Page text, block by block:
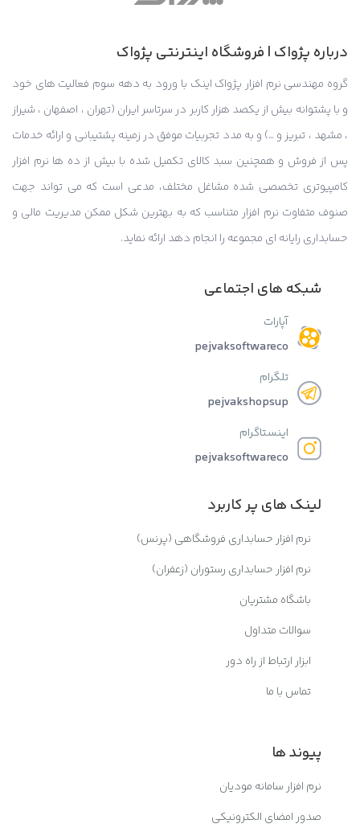
درباره پژواک | فروشگاه اینترنتی پژواک
گروه مهندسی نرم افزار پژواک اینک با ورود به دهه سوم فعالیت های خود
و با پشتوانه بیش از یکصد هزار کاربر در سرتاسر ایران (تهران ، اصفهان ، شیراز
، مشهد ، تبریز و …) و به مدد تجربیات موفق در زمینه پشتیبانی و ارائه خدمات
پس از فروش و همچنین سبد کالای تکمیل شده با بیش از ده ها نرم افزار
کامپیوتری تخصصی شده مشاغل مختلف، مدعی است که می تواند جهت
صنوف متفاوت نرم افزار متناسب که به بهترین شکل ممکن مدیریت مالی و
حسابداری رایانه ای مجموعه را انجام دهد ارائه نماید.
شبکه های اجتماعی
آپارات
pejvaksoftwareco
تلگرام
pejvakshopsup
اینستاگرام
pejvaksoftwareco
لینک های پر کاربرد
نرم افزار حسابداری فروشگاهی (پرنس)
نرم افزار حسابداری رستوران (زعفران)
باشگاه مشتریان
سوالات متداول
ابزار ارتباط از راه دور
تماس با ما
پیوند ها
نرم افزار سامانه مودیان
صدور امضای الکترونیکی